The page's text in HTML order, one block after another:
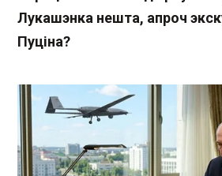
Лукашэнка нешта, апроч
Пуціна?